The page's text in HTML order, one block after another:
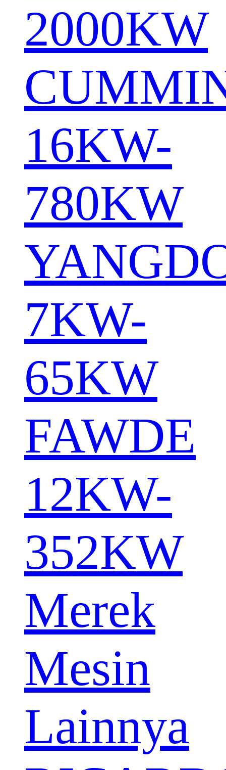
2000KW
16KW-
780KW
7KW-
65KW
FAWDE
12KW-
352KW
Merek
Mesin
Lainnya